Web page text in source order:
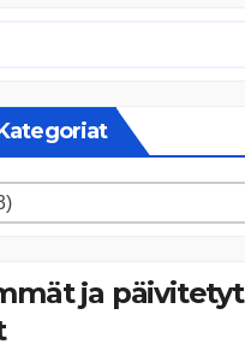
ja päivitetyt